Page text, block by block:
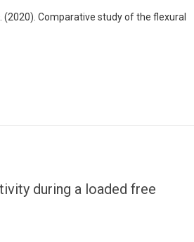
(2020). Comparative study of the flexural
during a loaded free